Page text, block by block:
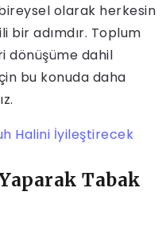
olarak herkesin
adımdır. Toplum
dönüşüme dahil
bu konuda daha
Halini İyileştirecek
Tabak